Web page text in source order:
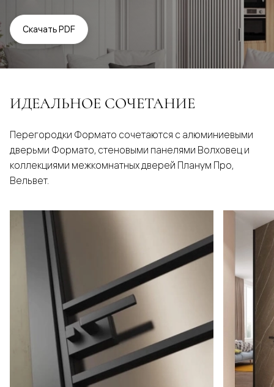
Скачать PDF
ИДЕАЛЬНОЕ СОЧЕТАНИЕ
Перегородки Формато сочетаются с алюминиевыми
дверьми Формато, стеновыми панелями Волховец и
коллекциями межкомнатных дверей Планум Про,
Вельвет.